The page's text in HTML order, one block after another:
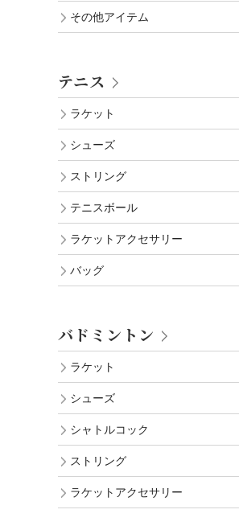
その他アイテム
テニス
ラケット
シューズ
ストリング
テニスボール
ラケットアクセサリー
バッグ
バドミントン
ラケット
シューズ
シャトルコック
ストリング
ラケットアクセサリー